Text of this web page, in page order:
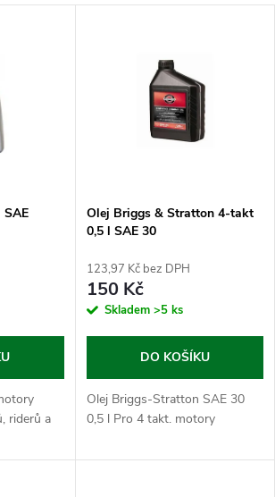
riderů a
Olej Briggs & Stratton 4-takt
0,5 l SAE 30
123,97 Kč bez DPH
150 Kč
Skladem >5 ks
DO KOŠÍKU
Olej Briggs-Stratton SAE 30
0,5 l Pro 4 takt. motory